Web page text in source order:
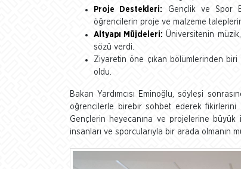
Proje Destekleri: Gençlik ve Spor
öğrencilerin proje ve malzeme
Altyapı Müjdeleri: Üniversitenin
sözü verdi.
Ziyaretin öne çıkan bölümlerinden biri
oldu.
Bakan Yardımcısı Eminoğlu, söyleşi
öğrencilerle birebir sohbet ederek fikirlerini
Gençlerin heyecanına ve projelerine büyük
insanları ve sporcularıyla bir arada olmanın